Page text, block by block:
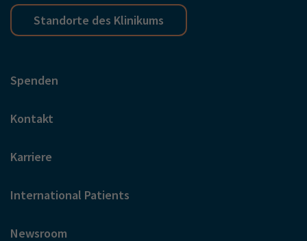
Standorte des Klinikums
Spenden
Kontakt
Karriere
International Patients
Newsroom